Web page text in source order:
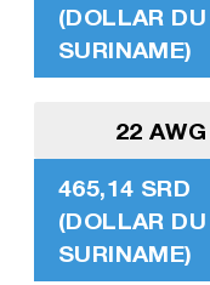
(DOLLAR DU
SURINAME)
22
465,14 SRD
(DOLLAR DU
SURINAME)